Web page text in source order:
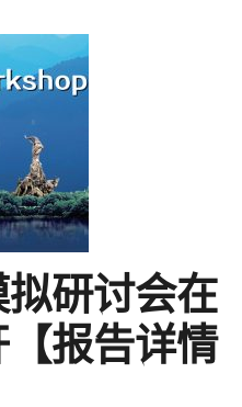
研讨会在
报告详情